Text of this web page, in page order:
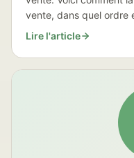
vente, dans quel ordre
Lire l'article